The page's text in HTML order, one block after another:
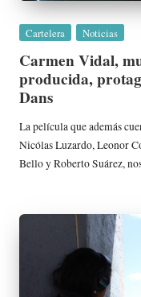
Publicada
Cartelera Noticias
Carmen Vidal,
producida,
Dans
La película que además
Nicólas Luzardo, Leonor
Bello y Roberto Suárez,